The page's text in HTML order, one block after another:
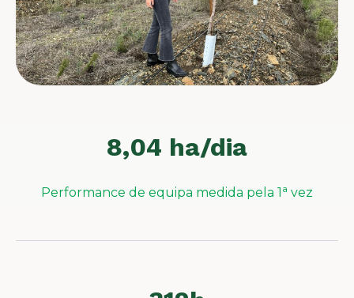
8,04 ha/dia
Performance de equipa medida pela 1ª vez